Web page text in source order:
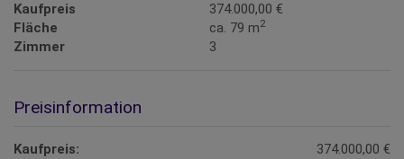
Kaufpreis
374.000,00 €
Fläche
ca. 79 m2
Zimmer 3
Preisinformation
Kaufpreis: 374.000,00 €